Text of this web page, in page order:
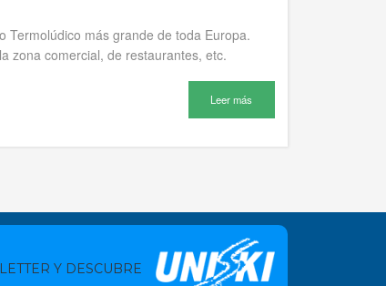
Termolúdico más grande de toda Europa.
zona comercial, de restaurantes, etc.
Leer más
Y DESCUBRE